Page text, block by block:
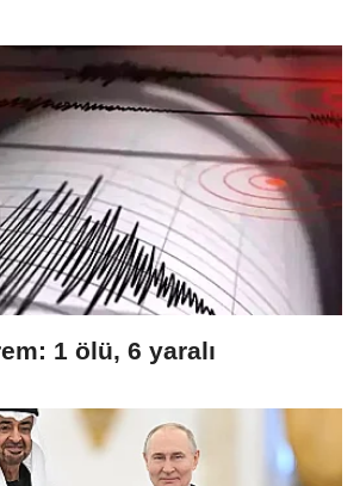
1 ölü, 6 yaralı